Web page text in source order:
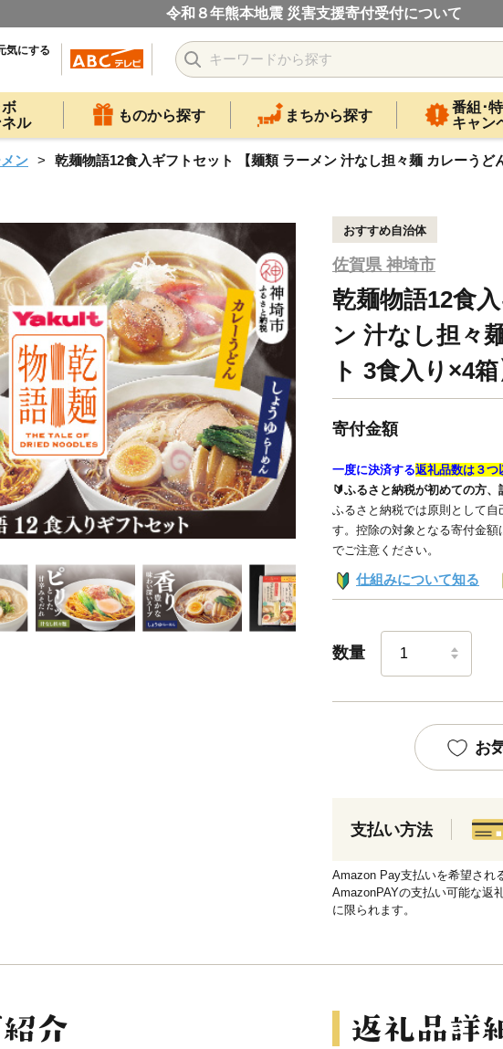
令和８年熊本地震 災害支援寄付受付について
気にする
ル
ものから探す まちから探す
番組･
キャン
ン 乾麺物語12食入ギフトセット 【麺類 ラーメン 汁なし担々麺 カレーうど
おすすめ自治体
佐賀県 神埼市
乾麺物語12食
ン 汁なし担々
ト 3食入り×4
寄付金額
一度に決済する返礼品数は３つ
🔰ふるさと納税が初めての方
ふるさと納税では原則として
す。控除の対象となる寄付金
でご注意ください。
仕組みについて知る
数量
お
支払い方法
Amazon Pay支払いを希望され
AmazonPAYの支払い可能な返
に限られます。